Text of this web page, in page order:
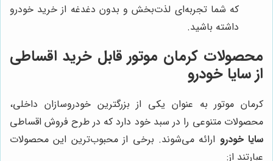
که شما تجربه‌ای لذت‌بخش و بدون دغدغه از خرید خودرو
داشته باشید.
محصولات کرمان موتور قابل خرید اقساطی
از سایا خودرو
کرمان موتور به عنوان یکی از بزرگترین خودروسازان داخلی،
محصولات متنوعی را در سبد خود دارد که در طرح فروش اقساطی
سایا خودرو ارائه می‌شوند. برخی از محبوب‌ترین این محصولات
عبارتند از: